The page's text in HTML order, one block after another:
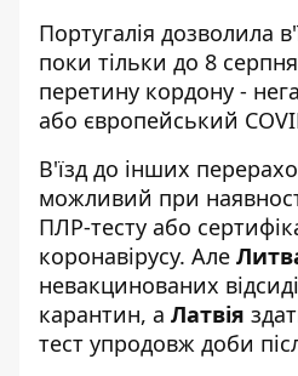
Португалія дозволила
поки тільки до 8
перетину кордону -
або європейський
В'їзд до інших
можливий при
ПЛР-тесту або
коронавірусу. Але
невакцинованих
карантин, а Латвія
тест упродовж доби